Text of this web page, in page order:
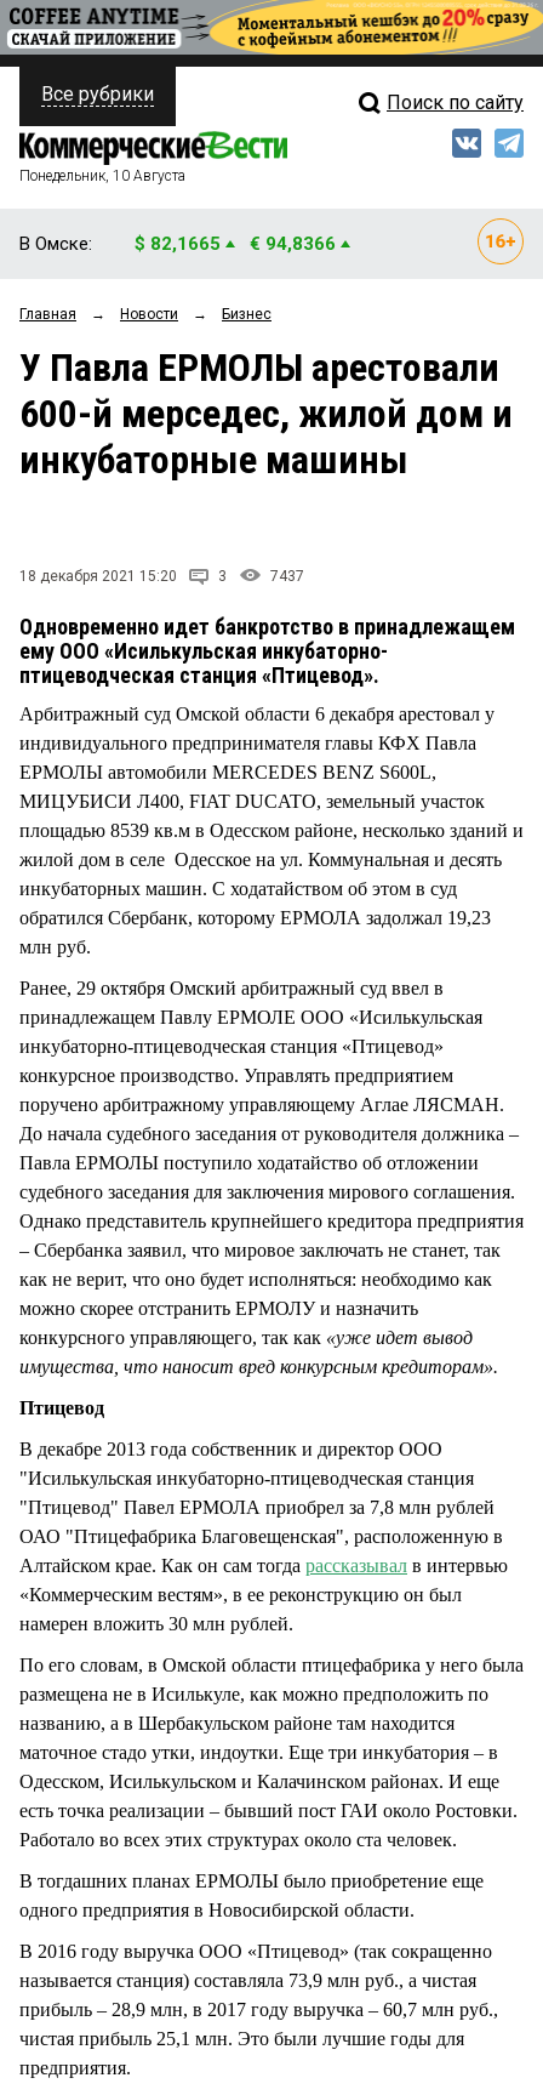
ПОЛИТИКА
ФИНАНСЫ
ОБЩЕСТВО
ЗАКОН
НОВОСТИ КОМПАНИЙ
Свежий выпуск
Рейтинги
Блоги
Архив
Все рубрики Поиск по сайту
Понедельник, 10 Августа
В Омске: $ 82,1665 € 94,8366
Главная → Новости → Бизнес
У Павла ЕРМОЛЫ арестовали
600-й мерседес, жилой дом и
инкубаторные машины
18 декабря 2021 15:20 3 7437
Одновременно идет банкротство в принадлежащем
ему ООО «Исилькульская инкубаторно-
птицеводческая станция «Птицевод».
Арбитражный суд Омской области 6 декабря арестовал у
индивидуального предпринимателя главы КФХ Павла
ЕРМОЛЫ автомобили MERCEDES BENZ S600L,
МИЦУБИСИ Л400, FIAT DUCATO, земельный участок
площадью 8539 кв.м в Одесском районе, несколько зданий и
жилой дом в селе Одесское на ул. Коммунальная и десять
инкубаторных машин. С ходатайством об этом в суд
обратился Сбербанк, которому ЕРМОЛА задолжал 19,23
млн руб.
Ранее, 29 октября Омский арбитражный суд ввел в
принадлежащем Павлу ЕРМОЛЕ ООО «Исилькульская
инкубаторно-птицеводческая станция «Птицевод»
конкурсное производство. Управлять предприятием
поручено арбитражному управляющему Аглае ЛЯСМАН.
До начала судебного заседания от руководителя должника –
Павла ЕРМОЛЫ поступило ходатайство об отложении
судебного заседания для заключения мирового соглашения.
Однако представитель крупнейшего кредитора предприятия
– Сбербанка заявил, что мировое заключать не станет, так
как не верит, что оно будет исполняться: необходимо как
можно скорее отстранить ЕРМОЛУ и назначить
конкурсного управляющего, так как «уже идет вывод
имущества, что наносит вред конкурсным кредиторам».
Птицевод
В декабре 2013 года собственник и директор ООО
"Исилькульская инкубаторно-птицеводческая станция
"Птицевод" Павел ЕРМОЛА приобрел за 7,8 млн рублей
ОАО "Птицефабрика Благовещенская", расположенную в
Алтайском крае. Как он сам тогда рассказывал в интервью
«Коммерческим вестям», в ее реконструкцию он был
намерен вложить 30 млн рублей.
По его словам, в Омской области птицефабрика у него была
размещена не в Исилькуле, как можно предположить по
названию, а в Шербакульском районе там находится
маточное стадо утки, индоутки. Еще три инкубатория – в
Одесском, Исилькульском и Калачинском районах. И еще
есть точка реализации – бывший пост ГАИ около Ростовки.
Работало во всех этих структурах около ста человек.
В тогдашних планах ЕРМОЛЫ было приобретение еще
одного предприятия в Новосибирской области.
В 2016 году выручка ООО «Птицевод» (так сокращенно
называется станция) составляла 73,9 млн руб., а чистая
прибыль – 28,9 млн, в 2017 году выручка – 60,7 млн руб.,
чистая прибыль 25,1 млн. Это были лучшие годы для
предприятия.